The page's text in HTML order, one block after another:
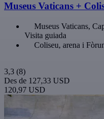
Museus Vaticans +
Museus Vaticans,
Visita guiada
Coliseu, arena i
3,3 (8)
Des de 127,33 USD
120,97 USD